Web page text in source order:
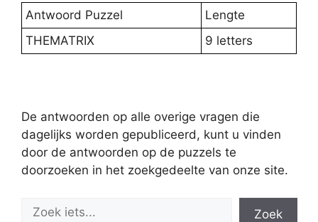
Antwoord Puzzel
Lengte
THEMATRIX
9 letters
De antwoorden op alle overige vragen die
dagelijks worden gepubliceerd, kunt u vinden
door de antwoorden op de puzzels te
doorzoeken in het zoekgedeelte van onze site.
Zoek